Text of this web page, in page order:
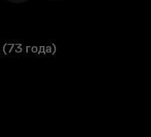
(73 года)